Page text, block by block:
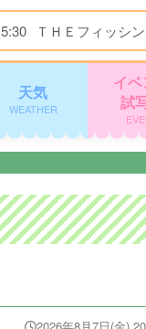
5:30 ＴＨＥフィッシ
天気
WEATHER
イ
試